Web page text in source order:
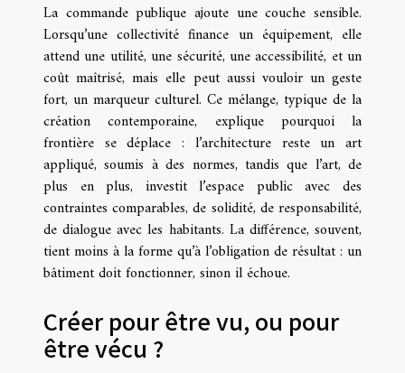
La commande publique ajoute une couche sensible.
Lorsqu’une collectivité finance un équipement, elle
attend une utilité, une sécurité, une accessibilité, et un
coût maîtrisé, mais elle peut aussi vouloir un geste
fort, un marqueur culturel. Ce mélange, typique de la
création contemporaine, explique pourquoi la
frontière se déplace : l’architecture reste un art
appliqué, soumis à des normes, tandis que l’art, de
plus en plus, investit l’espace public avec des
contraintes comparables, de solidité, de responsabilité,
de dialogue avec les habitants. La différence, souvent,
tient moins à la forme qu’à l’obligation de résultat : un
bâtiment doit fonctionner, sinon il échoue.
Créer pour être vu, ou pour
être vécu ?